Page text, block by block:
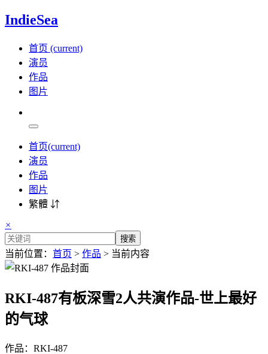
IndieSea
首页 (current)
演员
作品
图片
首页(current)
演员
作品
图片
繁體 ⇵
×
搜索
当前位置： 首页 > 作品 > 当前内容
RKI-487有板深雪2人共演作品-世上最好
的气球
作品：RKI-487